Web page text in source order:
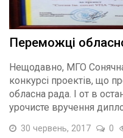
Переможці
Нещодавно, МГО
конкурсі проектів, що
обласна рада. І от в
урочисте вручення
30 червень, 2017 0